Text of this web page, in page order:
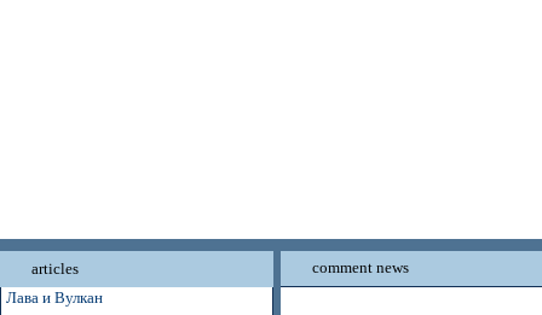
articles
Лава и Вулкан
comment news